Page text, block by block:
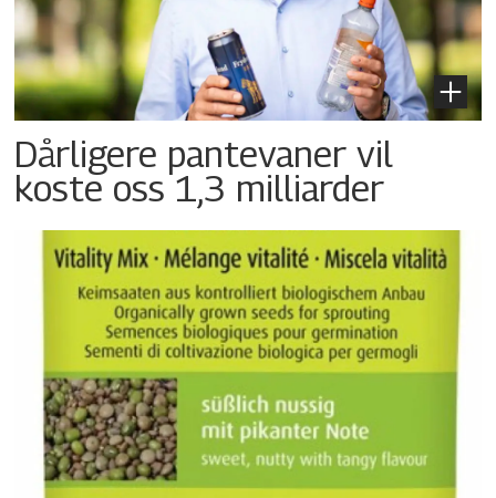
Dårligere pantevaner vil
koste oss 1,3 milliarder